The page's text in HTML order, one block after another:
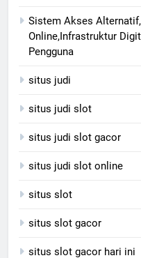
Sistem Akses
Online,Infrastruktur
Pengguna
situs judi
situs judi slot
situs judi slot gacor
situs judi slot online
situs slot
situs slot gacor
situs slot gacor hari ini